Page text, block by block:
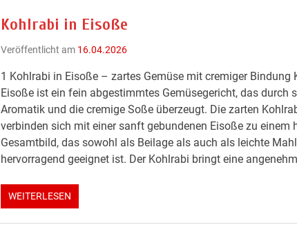
Kohlrabi in Eisoße
Veröffentlicht am 16.04.2026
1 Kohlrabi in Eisoße – zartes Gemüse mit cremiger Bindung
Eisoße ist ein fein abgestimmtes Gemüsegericht, das durch
Aromatik und die cremige Soße überzeugt. Die zarten
verbinden sich mit einer sanft gebundenen Eisoße zu einem
Gesamtbild, das sowohl als Beilage als auch als leichte
hervorragend geeignet ist. Der Kohlrabi bringt eine
WEITERLESEN